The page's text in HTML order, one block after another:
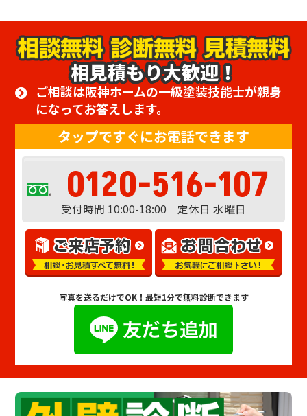
相見積もり大歓迎！
ご相談は阪神ホームの一級塗装技能士が親身
になってお答えします。
タップですぐにお電話できます
0120-516-107
受付時間 10:00-18:00 定休日 水曜日
写真を送るだけでOK！ 最短1分で無料診断できます